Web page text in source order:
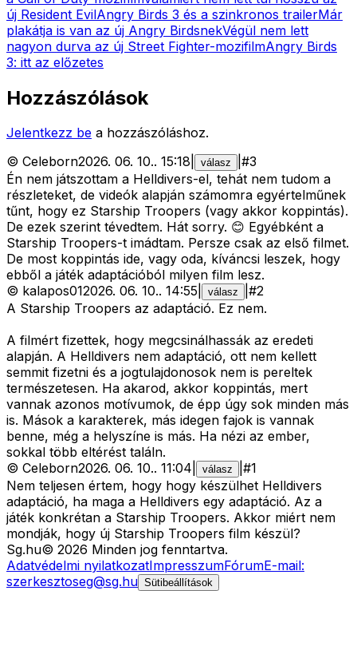
új Resident EvilAngry Birds 3 és a szinkronos trailerMár
plakátja is van az új Angry BirdsnekVégül nem lett
nagyon durva az új Street Fighter-mozifilmAngry Birds
3: itt az előzetes
Hozzászólások
Jelentkezz be a hozzászóláshoz.
© Celeborn2026. 06. 10.. 15:18 válasz #3
Én nem játszottam a Helldivers-el, tehát nem tudom a
részleteket, de videók alapján számomra egyértelműnek
tűnt, hogy ez Starship Troopers (vagy akkor koppintás).
De ezek szerint tévedtem. Hát sorry. 😊 Egyébként a
Starship Troopers-t imádtam. Persze csak az első filmet.
De most koppintás ide, vagy oda, kíváncsi leszek, hogy
ebből a játék adaptációból milyen film lesz.
© kalapos012026. 06. 10.. 14:55 válasz #2
A Starship Troopers az adaptáció. Ez nem.
A filmért fizettek, hogy megcsinálhassák az eredeti
alapján. A Helldivers nem adaptáció, ott nem kellett
semmit fizetni és a jogtulajdonosok nem is pereltek
természetesen. Ha akarod, akkor koppintás, mert
vannak azonos motívumok, de épp úgy sok minden más
is. Mások a karakterek, más idegen fajok is vannak
benne, még a helyszíne is más. Ha nézi az ember,
sokkal több eltérést találn.
© Celeborn2026. 06. 10.. 11:04 válasz #1
Nem teljesen értem, hogy hogy készülhet Helldivers
adaptáció, ha maga a Helldivers egy adaptáció. Az a
játék konkrétan a Starship Troopers. Akkor miért nem
mondják, hogy új Starship Troopers film készül?
Sg.hu© 2026 Minden jog fenntartva.
Adatvédelmi nyilatkozatImpresszumFórumE-mail:
szerkesztoseg@sg.hu Sütibeállítások